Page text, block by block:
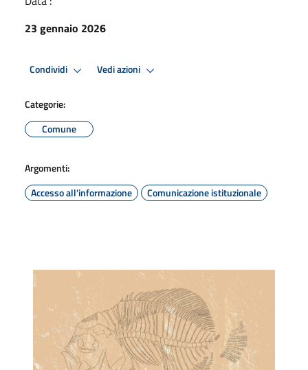
23 gennaio 2026
Condividi Vedi azioni
Categorie:
Comune
Argomenti:
Accesso all'informazione
Comunicazione istituzionale